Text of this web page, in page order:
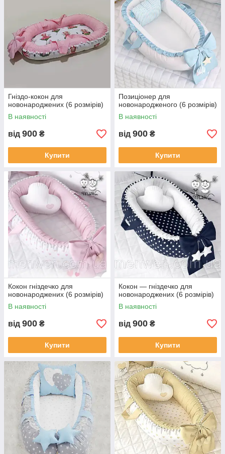
Гніздо-кокон для
новонароджених (6 розмірів)
В наявності
від 900 ₴
Купити
Позиціонер для
новонародженого (6 розмірів)
В наявності
від 900 ₴
Купити
Кокон гніздечко для
новонароджених (6 розмірів)
В наявності
від 900 ₴
Купити
Кокон — гніздечко для
новонароджених (6 розмірів)
В наявності
від 900 ₴
Купити